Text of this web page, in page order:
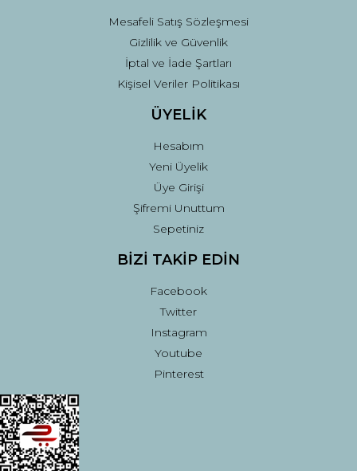
Mesafeli Satış Sözleşmesi
Gizlilik ve Güvenlik
İptal ve İade Şartları
Kişisel Veriler Politikası
ÜYELİK
Hesabım
Yeni Üyelik
Üye Girişi
Şifremi Unuttum
Sepetiniz
BİZİ TAKİP EDİN
Facebook
Twitter
Instagram
Youtube
Pinterest